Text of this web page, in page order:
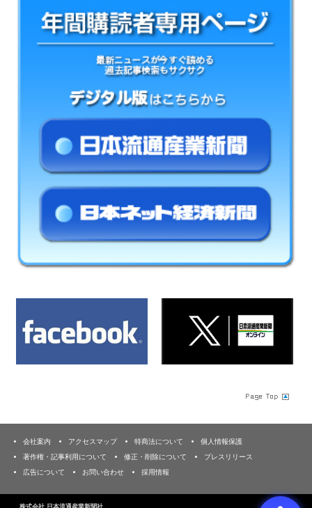
会社案内 アクセスマップ 特商法について
個人情報保護
著作権・記事利用について
修正・削除について
プレスリリース
広告について
お問い合わせ 採用情報